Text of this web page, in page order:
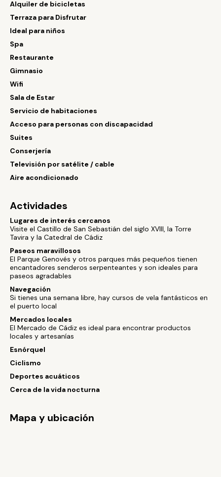
Alquiler de bicicletas
Terraza para Disfrutar
Ideal para niños
Spa
Restaurante
Gimnasio
Wifi
Sala de Estar
Servicio de habitaciones
Acceso para personas con discapacidad
Suites
Conserjería
Televisión por satélite / cable
Aire acondicionado
Actividades
Lugares de interés cercanos
Visite el Castillo de San Sebastián del siglo XVIII, la Torre
Tavira y la Catedral de Cádiz
Paseos maravillosos
El Parque Genovés y otros parques más pequeños tienen
encantadores senderos serpenteantes y son ideales para
paseos agradables
Navegación
Si tienes una semana libre, hay cursos de vela fantásticos en
el puerto local
Mercados locales
El Mercado de Cádiz es ideal para encontrar productos
locales y artesanías
Esnórquel
Ciclismo
Deportes acuáticos
Cerca de la vida nocturna
Mapa y ubicación